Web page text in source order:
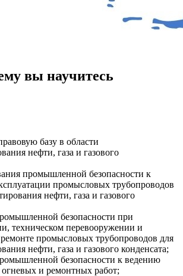
вы научитесь
базу в области
нефти, газа и газового
промышленной безопасности к
промысловых трубопроводов
нефти, газа и газового
безопасности при
техническом перевооружении и
промысловых трубопроводов для
нефти, газа и газового конденсата;
безопасности к ведению
огневых и ремонтных работ;